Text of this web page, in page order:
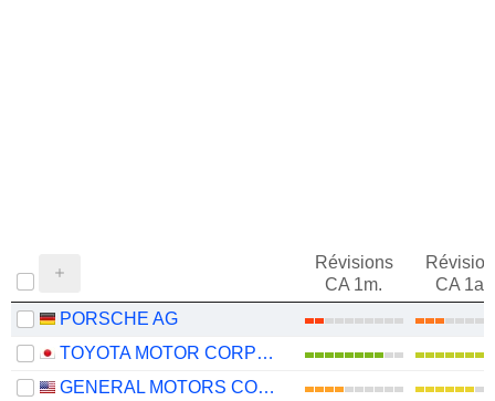
Révisions
CA 1m.
CA 1an
PORSCHE AG
TOYOTA MOTOR CORPORATION
GENERAL MOTORS COMPANY